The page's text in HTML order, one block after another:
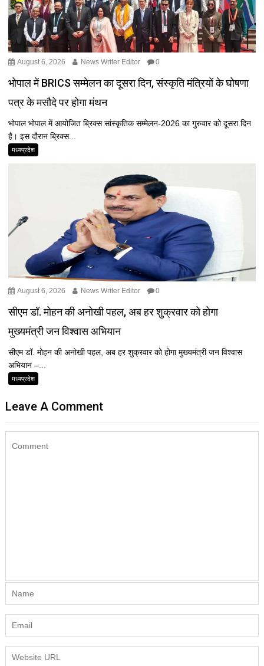
August 6, 2026 News Writer Editor 0
भोपाल में BRICS सम्मेलन का दूसरा दिन, संस्कृति मंत्रियों के घोषणा
पत्र के मसौदे पर होगा मंथन
भोपाल भोपाल में आयोजित ब्रिक्स सांस्कृतिक सम्मेलन-2026 का गुरुवार को दूसरा दिन
है। इस दौरान ब्रिक्स...
मध्यप्रदेश
August 6, 2026 News Writer Editor 0
सीएम डॉ. मोहन की अनोखी पहल, अब हर शुक्रवार को होगा
मुख्यमंत्री जन विश्वास अभियान
सीएम डॉ. मोहन की अनोखी पहल, अब हर शुक्रवार को होगा मुख्यमंत्री जन विश्वास
अभियान –...
मध्यप्रदेश
Leave A Comment